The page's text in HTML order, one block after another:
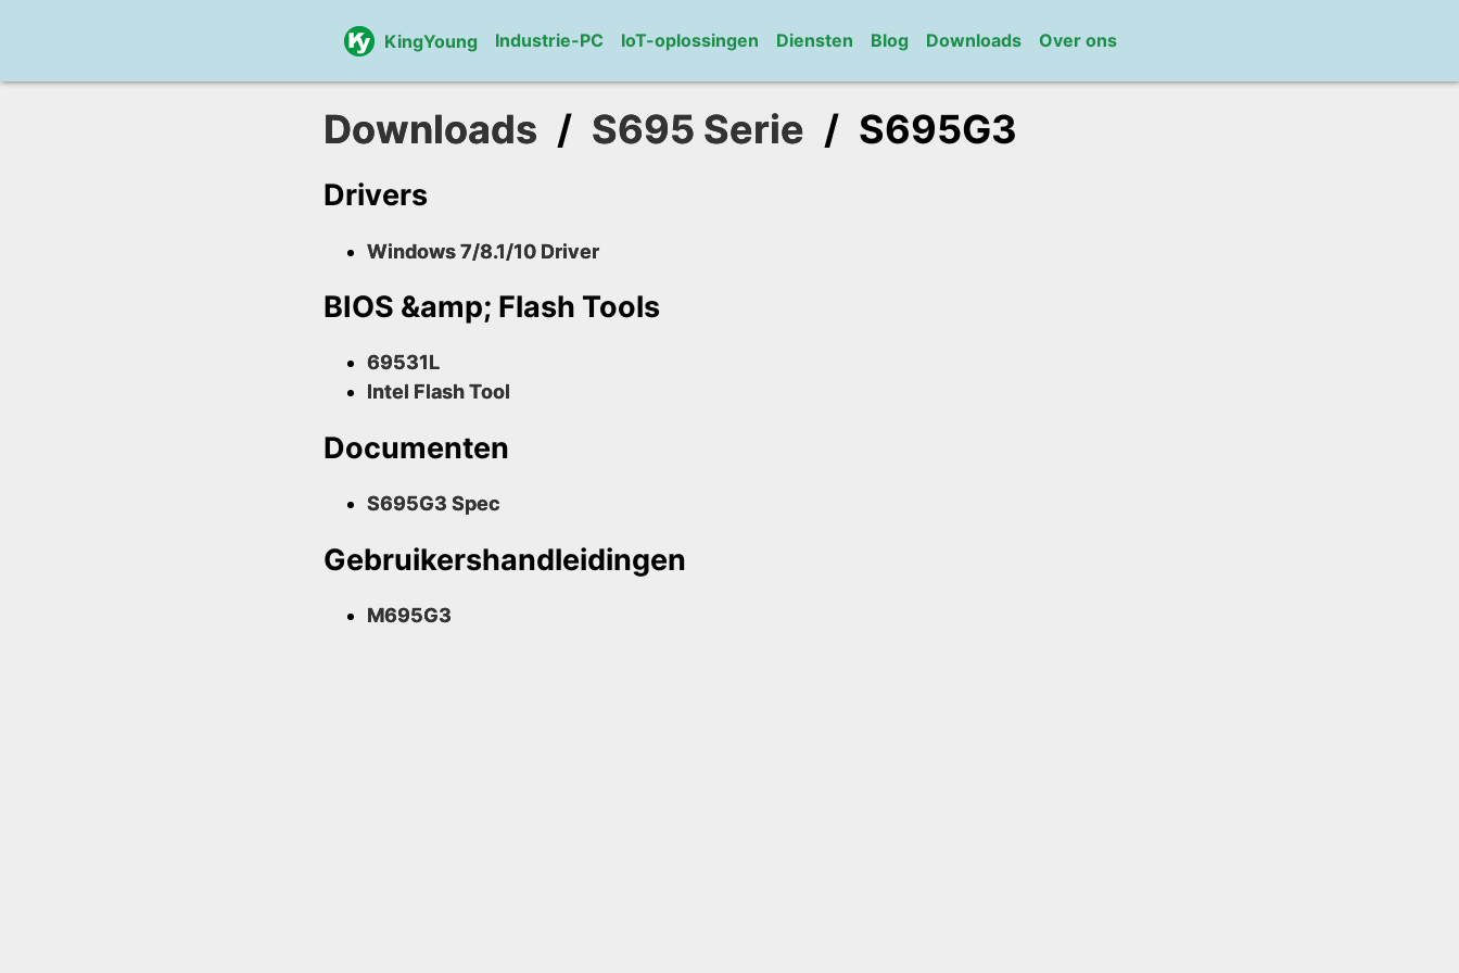
KingYoung Industrie-PC IoT-oplossingen Diensten Blog Downloads Over ons
Downloads / S695 Serie / S695G3
Drivers
Windows 7/8.1/10 Driver
BIOS &amp; Flash Tools
69531L
Intel Flash Tool
Documenten
S695G3 Spec
Gebruikershandleidingen
M695G3